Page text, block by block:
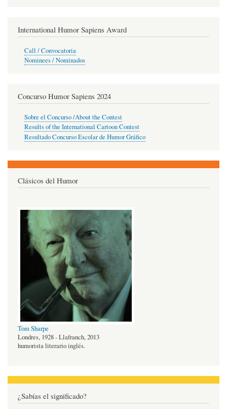
International Humor Sapiens Award
Call / Convocatoria
Nominees / Nominados
Concurso Humor Sapiens 2024
Sobre el Concurso /About the Contest
Results of the International Cartoon Contest
Resultado Concurso Escolar de Humor Gráfico
Clásicos del Humor
Tom Sharpe
Londres, 1928 - Llafranch, 2013
humorista literario inglés.
¿Sabías el significado?